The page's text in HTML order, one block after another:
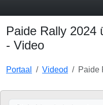
Paide Rally 2024
- Video
Portaal Videod Paide